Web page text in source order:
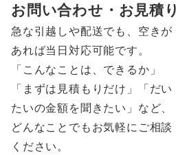
お問い合わせ・お見積り
急な引越しや配送でも、空きが
あれば当日対応可能です。
「こんなことは、できるか」
「まずは見積もりだけ」「だい
たいの金額を聞きたい」など、
どんなことでもお気軽にご相談
ください。